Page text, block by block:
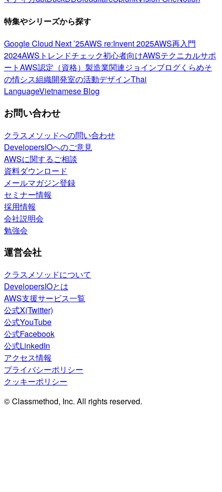
特集やシリーズから探す
Google Cloud Next ’25AWS re:Invent 2025AWS再入門
2024AWSトレンドチェック初心者向けAWSテクニカルサポ
ートAWS認定（資格） 製造業関連ジョインブログくらめそ
の情シス組織開発室の活動デザインThai
LanguageVietnamese Blog
お問い合わせ
クラスメソッドへの問い合わせ
DevelopersIOへのご意見
AWSに関するご相談
資料ダウンロード
メールマガジン登録
セミナー情報
採用情報
会社説明会
勉強会
運営会社
クラスメソッドについて
DevelopersIOとは
AWS支援サービス一覧
公式X(Twitter)
公式YouTube
公式Facebook
公式LinkedIn
アクセス情報
プライバシーポリシー
クッキーポリシー
© Classmethod, Inc. All rights reserved.